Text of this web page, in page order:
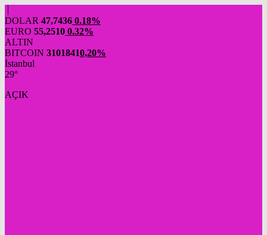
DOLAR 47,7436 0.18%
EURO 55,2510 0.32%
ALTIN
BITCOIN 31018410,20%
İstanbul
29°
AÇIK